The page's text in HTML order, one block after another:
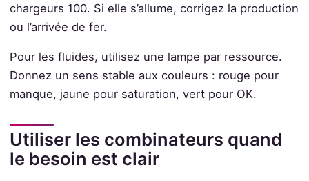
chargeurs 100. Si elle s’allume, corrigez la production
ou l’arrivée de fer.
Pour les fluides, utilisez une lampe par ressource.
Donnez un sens stable aux couleurs : rouge pour
manque, jaune pour saturation, vert pour OK.
Utiliser les combinateurs quand
le besoin est clair